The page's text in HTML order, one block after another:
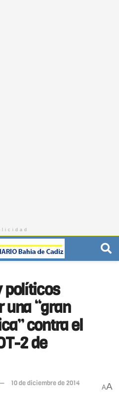
políticos
una “gran
contra el
2 de
10 de diciembre de 2014
AA